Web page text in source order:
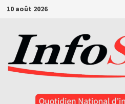
Passer
contenu
10 août 2026